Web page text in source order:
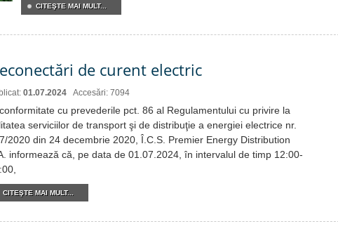
CITEŞTE MAI MULT...
de curent electric
01.07.2024 Accesări: 7094
cu prevederile pct. 86 al Regulamentului cu privire la
serviciilor de transport şi de distribuţie a energiei electrice nr.
2020 din 24 decembrie 2020, Î.C.S. Premier Energy Distribution
informează că, pe data de 01.07.2024, în intervalul de timp 12:00-
CITEŞTE MAI MULT...